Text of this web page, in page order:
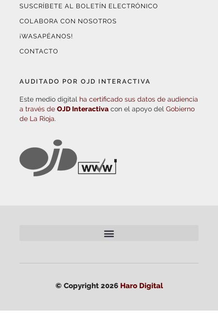
SUSCRÍBETE AL BOLETÍN ELECTRÓNICO
COLABORA CON NOSOTROS
¡WASAPÉANOS!
CONTACTO
AUDITADO POR OJD INTERACTIVA
Este medio digital ha certificado sus datos de audiencia
a través de OJD Interactiva con el apoyo del Gobierno
de La Rioja.
© Copyright 2026 Haro Digital